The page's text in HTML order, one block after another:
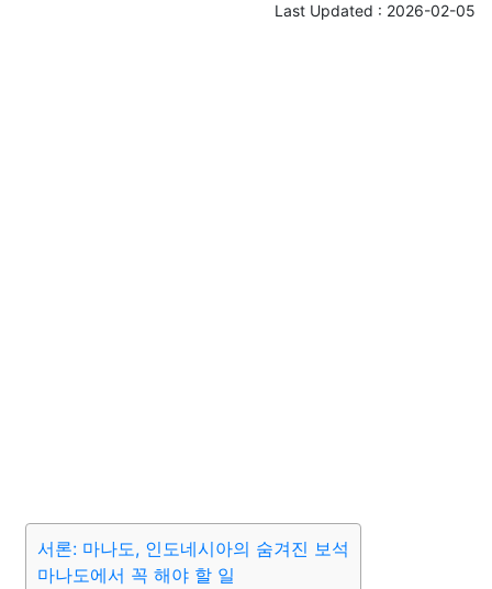
Last Updated : 2026-02-05
서론: 마나도, 인도네시아의 숨겨진 보석
마나도에서 꼭 해야 할 일